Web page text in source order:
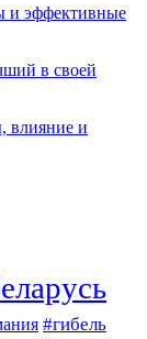
и эффективные
в своей
влияние и
#гибель